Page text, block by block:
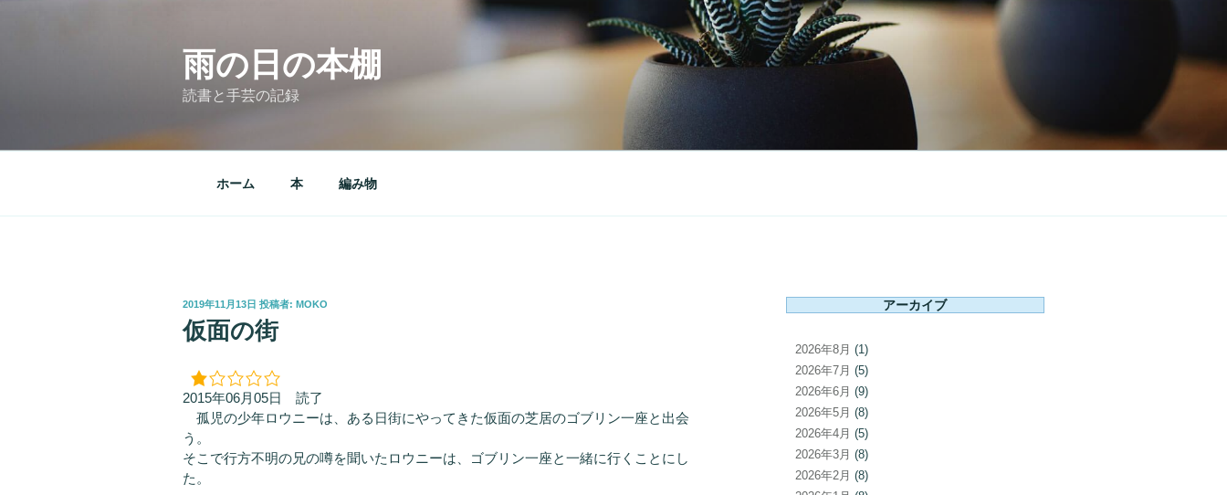
雨の日の本棚
読書と手芸の記録
ホーム 本 編み物
投
稿
日:
2019年11月13日 投稿者: MOKO
仮面の街
2015年06月05日 読了
孤児の少年ロウニーは、ある日街にやってきた仮面の芝居のゴブリン一座と出会
う。
そこで行方不明の兄の噂を聞いたロウニーは、ゴブリン一座と一緒に行くことにし
た。
アーカイブ
2026年8月 (1)
2026年7月 (5)
2026年6月 (9)
2026年5月 (8)
2026年4月 (5)
2026年3月 (8)
2026年2月 (8)